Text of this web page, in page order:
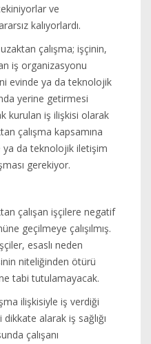
ve
kalıyorlardı.
çalışma; işçinin,
iş organizasyonu
evinde ya da teknolojik
yerine getirmesi
kurulan iş ilişkisi olarak
çalışma kapsamına
ya da teknolojik iletişim
gerekiyor.
çalışan işçilere negatif
geçilmeye çalışılmış.
esaslı neden
niteliğinden ötürü
tabi tutulamayacak.
ilişkisiyle iş verdiği
dikkate alarak iş sağlığı
çalışanı